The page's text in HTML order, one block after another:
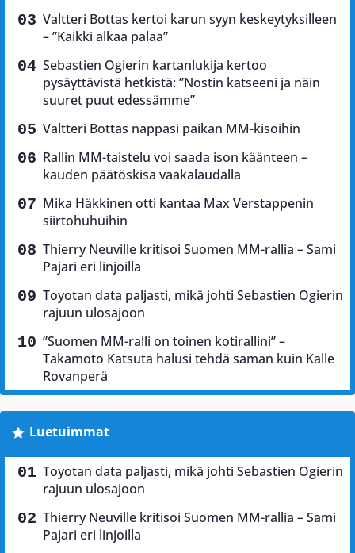
Valtteri Bottas kertoi karun syyn keskeytyksilleen
– ”Kaikki alkaa palaa”
Sebastien Ogierin kartanlukija kertoo
pysäyttävistä hetkistä: ”Nostin katseeni ja näin
suuret puut edessämme”
Valtteri Bottas nappasi paikan MM-kisoihin
Rallin MM-taistelu voi saada ison käänteen –
kauden päätöskisa vaakalaudalla
Mika Häkkinen otti kantaa Max Verstappenin
siirtohuhuihin
Thierry Neuville kritisoi Suomen MM-rallia – Sami
Pajari eri linjoilla
Toyotan data paljasti, mikä johti Sebastien Ogierin
rajuun ulosajoon
”Suomen MM-ralli on toinen kotirallini” –
Takamoto Katsuta halusi tehdä saman kuin Kalle
Rovanperä
Luetuimmat
Toyotan data paljasti, mikä johti Sebastien Ogierin
rajuun ulosajoon
Thierry Neuville kritisoi Suomen MM-rallia – Sami
Pajari eri linjoilla